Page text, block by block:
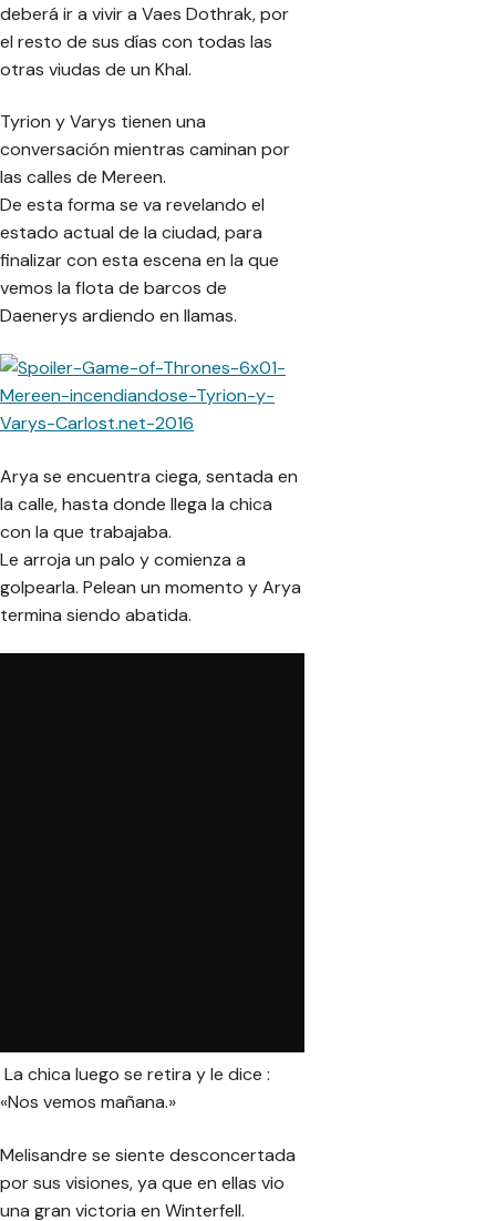
deberá ir a vivir a Vaes Dothrak, por
el resto de sus días con todas las
otras viudas de un Khal.
Tyrion y Varys tienen una
conversación mientras caminan por
las calles de Mereen.
De esta forma se va revelando el
estado actual de la ciudad, para
finalizar con esta escena en la que
vemos la flota de barcos de
Daenerys ardiendo en llamas.
Arya se encuentra ciega, sentada en
la calle, hasta donde llega la chica
con la que trabajaba.
Le arroja un palo y comienza a
golpearla. Pelean un momento y Arya
termina siendo abatida.
La chica luego se retira y le dice :
«Nos vemos mañana.»
Melisandre se siente desconcertada
por sus visiones, ya que en ellas vio
una gran victoria en Winterfell.